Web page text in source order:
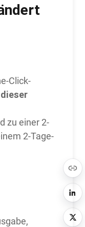
Click-
dieser
zu einer 2-
2-Tage-